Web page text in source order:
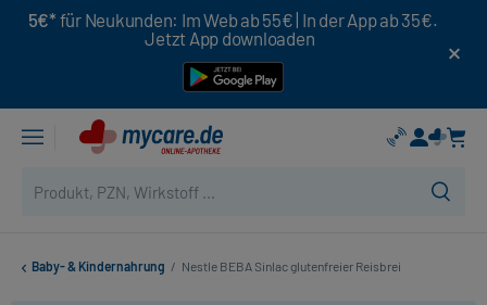
5€* für Neukunden: Im Web ab 55€ | In der App ab 35€.
Jetzt App downloaden
Baby- & Kindernahrung / Nestle BEBA Sinlac glutenfreier Reisbrei